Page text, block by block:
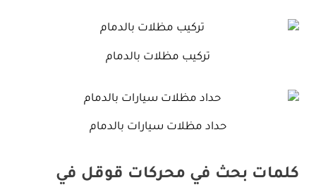
تركيب مظلات بالدمام
حداد مظلات سيارات بالدمام
كلمات بحث في محركات قوقل في